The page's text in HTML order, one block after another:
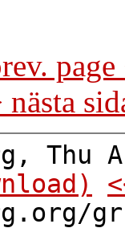
nästa
Thu